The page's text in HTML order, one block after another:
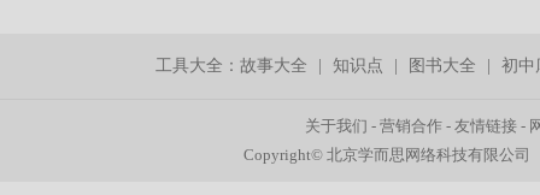
工具大全：故事大全 |知识点 图书大全 |初中
关于我们 -营销合作 -友情链接 -
Copyright© 北京学而思网络科技有限公司